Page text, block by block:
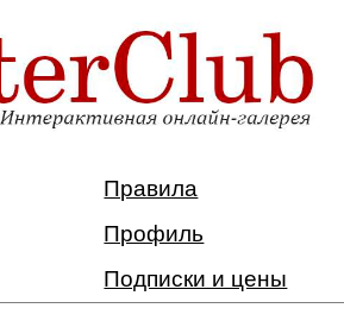
Правила
Профиль
Подписки и цены